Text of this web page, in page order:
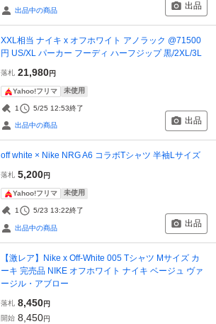
出品中の商品 出品
XXL相当 ナイキ x オフホワイト アノラック @71500
円 US/XL パーカー フーディ ハーフジップ 黒/2XL/3L
落札 21,980円
Yahoo!フリマ 未使用
1 5/25 12:53終了
出品中の商品 出品
off white × Nike NRG A6 コラボTシャツ 半袖Lサイズ
落札 5,200円
Yahoo!フリマ 未使用
1 5/23 13:22終了
出品中の商品 出品
【激レア】Nike x Off-White 005 Tシャツ Mサイズ カ
ーキ 完売品 NIKE オフホワイト ナイキ ベージュ ヴァ
ージル・アブロー
落札 8,450円
開始 8,450円